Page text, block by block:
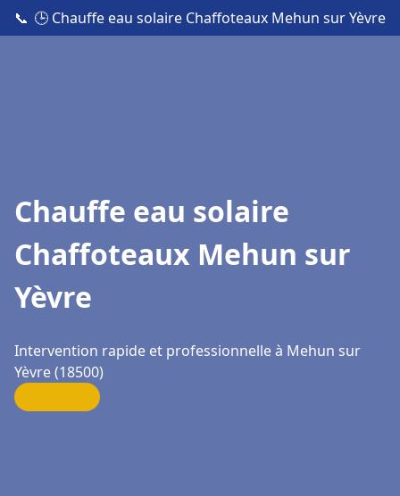
📞 🕒 Chauffe eau solaire Chaffoteaux Mehun sur Yèvre
Chauffe eau solaire
Chaffoteaux Mehun sur
Yèvre
Intervention rapide et professionnelle à Mehun sur
Yèvre (18500)